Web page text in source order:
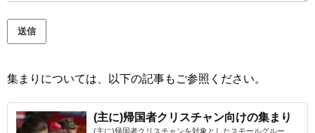
集まりについては、以下の記事もご参照ください。
(主に)帰国者クリスチャン向けの集まり
(主に)帰国者クリスチャンを対象としたスモールグルー